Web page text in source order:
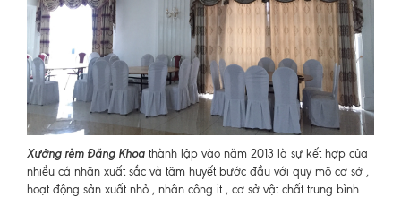
Xưởng rèm Đăng Khoa thành lập vào năm 2013 là sự kết hợp của
nhiều cá nhân xuất sắc và tâm huyết bước đầu với quy mô cơ sở ,
hoạt động sản xuất nhỏ , nhân công it , cơ sở vật chất trung bình .